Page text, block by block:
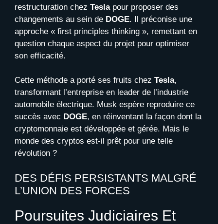
restructuration chez Teslapour proposer des
changements au sein de DOGE. Il préconise une
approche « first principles thinking », remettant en
question chaque aspect du projet pour optimiser
son efficacité.
Cette méthode a porté ses fruits chez Tesla,
transformant l’entreprise en leader de l’industrie
automobile électrique. Musk espère reproduire ce
succès avec DOGE, en réinventant la façon dont la
cryptomonnaie est développée et gérée. Mais le
monde des cryptos est-il prêt pour une telle
révolution ?
DES DÉFIS PERSISTANTS MALGRÉ
L’UNION DES FORCES
Poursuites Judiciaires Et